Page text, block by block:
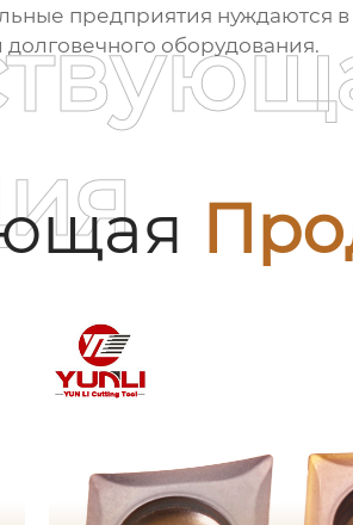
предприятия нуждаются
оборудования.